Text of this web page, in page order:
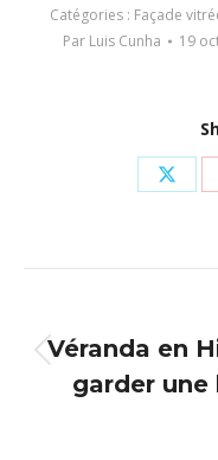
Catégories : Façade
Par Luis Cunha 19
X
article
Véranda en
garder